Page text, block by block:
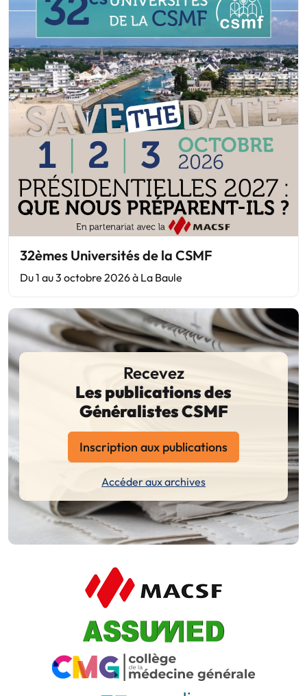
32èmes Universités de la CSMF
Du 1 au 3 octobre 2026 à La Baule
Recevez
Les publications des
Généralistes CSMF
Inscription aux publications
Accéder aux archives